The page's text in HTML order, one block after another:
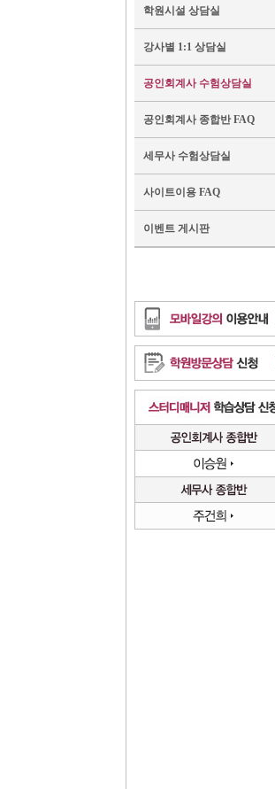
학원시설 상담실
강사별 1:1 상담실
공인회계사 수험상담실
공인회계사 종합반 FAQ
세무사 수험상담실
사이트이용 FAQ
이벤트 게시판